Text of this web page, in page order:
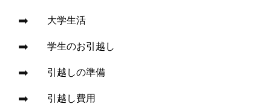
大学生活
学生のお引越し
引越しの準備
引越し費用